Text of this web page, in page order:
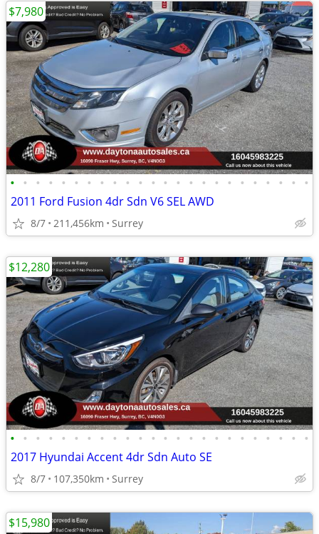
• • • • • • • • • • • • • • • • • • • • • • • •
2011 Ford Fusion 4dr Sdn V6 SEL AWD
8/7 211,456km Surrey
$7,980
• • • • • • • • • • • • • • • • • • • • • • • •
2017 Hyundai Accent 4dr Sdn Auto SE
8/7 107,350km Surrey
$12,280
$15,980